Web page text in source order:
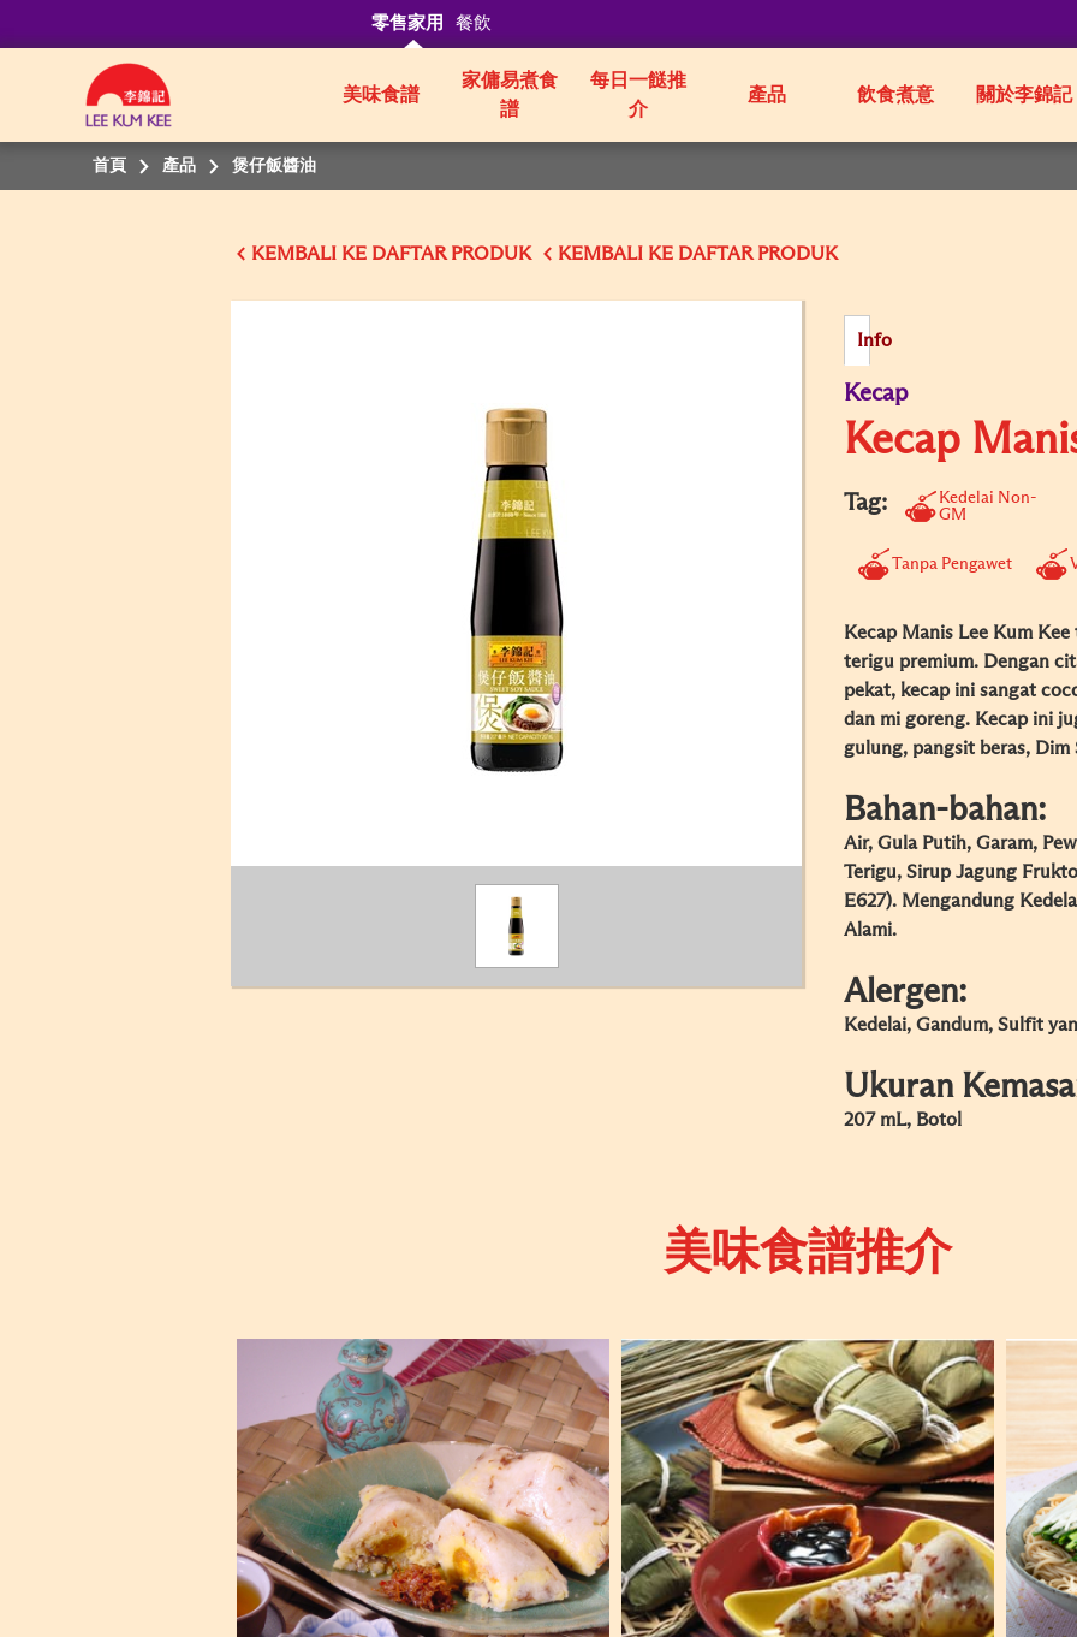
零售家用 餐飲
美味食譜
家傭易煮食
譜
每日一餸推
介
產品 飲食煮意 關於李錦記
首頁 產品 煲仔飯醬油
KEMBALI KE KEMBALI KE
Info
Kecap
Kecap
Tag:
Kedelai Non-
GM
Tanpa Pengawet
Kecap Manis Lee Kum
terigu premium. Dengan
pekat, kecap ini sangat
dan mi goreng. Kecap ini
gulung, pangsit beras, Dim
Bahan-bahan:
Air, Gula Putih, Garam,
Terigu, Sirup Jagung
E627). Mengandung
Alami.
Alergen:
Kedelai, Gandum, Sulfit
Ukuran
207 mL, Botol
美味食譜推介